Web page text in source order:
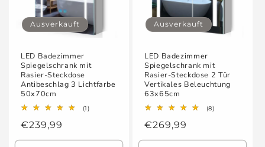
Ausverkauft
LED Badezimmer
Spiegelschrank mit
Rasier-Steckdose
Antibeschlag 3 Lichtfarbe
50x70cm
(1)1
Normaler
Preis
€239,99
Ausverkauft
LED Badezimmer
Spiegelschrank mit
Rasier-Steckdose 2 Tür
Vertikales Beleuchtung
63x65cm
(8)8
Normaler
Preis
€269,99